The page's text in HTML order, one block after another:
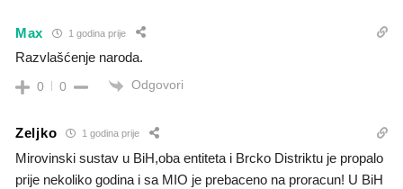
Max 1 godina prije
Razvlašćenje naroda.
0 0 Odgovori
Zeljko 1 godina prije
Mirovinski sustav u BiH,oba entiteta i Brcko Distriktu je propalo
prije nekoliko godina i sa MIO je prebaceno na proracun! U BiH